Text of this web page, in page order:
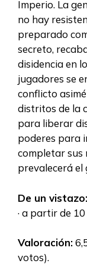
Imperio. La
no hay
preparado
secreto,
disidencia en
jugadores se
conflicto
distritos de la
para liberar
poderes para
completar sus
prevalecerá el
De un vistazo:
· a partir de 10
Valoración:
votos).